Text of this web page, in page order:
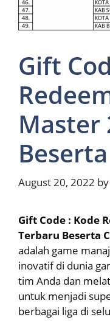
Gift
Master
August 20, 2022 by
Gift Code : Kode
Terbaru Beserta
adalah game
inovatif di dunia
tim Anda dan
untuk menjadi
berbagai liga di